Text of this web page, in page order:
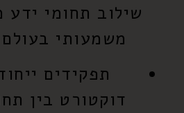
שילוב תחומי ידע
משמעותי
תפקידים
דוקטורט בין